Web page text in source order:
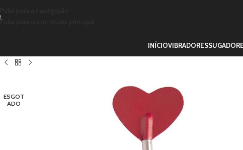
Pular para o conteúdo principal
INÍCIOVIBRADORES
ESGOT
ADO